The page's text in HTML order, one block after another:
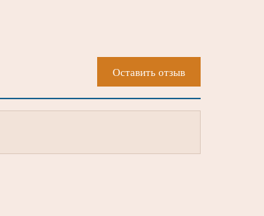
Оставить отзыв